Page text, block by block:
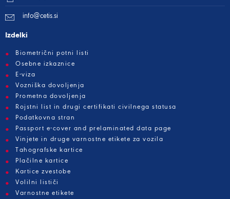
info@cetis.si
Izdelki
Biometrični potni listi
Osebne izkaznice
E-viza
Vozniška dovoljenja
Prometna dovoljenja
Rojstni list in drugi certifikati civilnega statusa
Podatkovna stran
Passport e-cover and prelaminated data page
Vinjete in druge varnostne etikete za vozila
Tahografske kartice
Plačilne kartice
Kartice zvestobe
Volilni lističi
Varnostne etikete